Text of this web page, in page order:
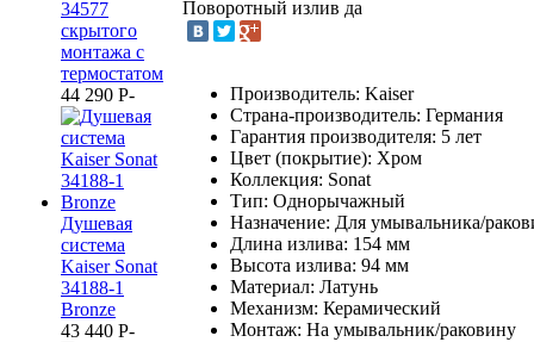
34577
скрытого
монтажа с
термостатом
44 290 P-
Душевая
система
Kaiser Sonat
34188-1
Bronze
43 440 P-
Поворотный излив да
Производитель: Kaiser
Страна-производитель: Германия
Гарантия производителя: 5 лет
Цвет (покрытие): Хром
Коллекция: Sonat
Тип: Однорычажный
Назначение: Для умывальника/
Длина излива: 154 мм
Высота излива: 94 мм
Материал: Латунь
Механизм: Керамический
Монтаж: На умывальник/раковину